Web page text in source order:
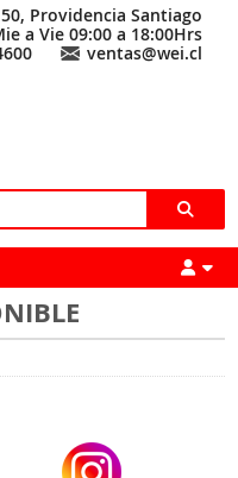
Providencia Santiago
a Vie 09:00 a 18:00Hrs
ventas@wei.cl